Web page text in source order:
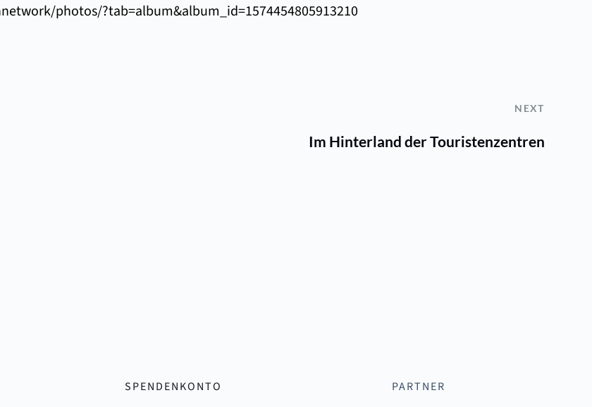
photos/?tab=album&album_id=1574454805913210
NEXT
Im Hinterland der Touristenzentren
SPENDENKONTO PARTNER